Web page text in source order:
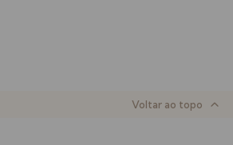
Voltar ao topo